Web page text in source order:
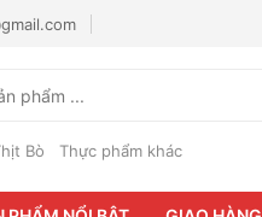
Bò Thực phẩm khác